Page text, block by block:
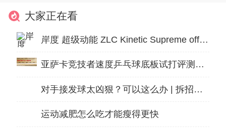
大家正在看
岸度 超级动能 ZLC Kinetic Supreme off- Zylon
亚萨卡竞技者速度乒乓球底板试打评测：风驰电挚
对手接发球太凶狠？可以这么办 | 拆招解式
运动减肥怎么吃才能瘦得更快